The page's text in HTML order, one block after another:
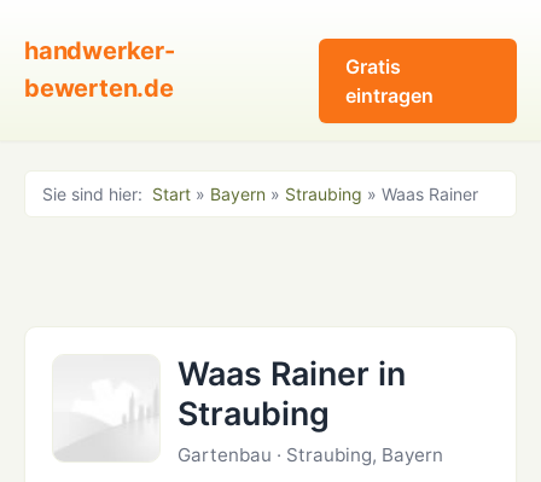
handwerker-
bewerten.de
Gratis
eintragen
Sie sind hier: Start » Bayern » Straubing » Waas Rainer
Waas Rainer in
Straubing
Gartenbau · Straubing, Bayern